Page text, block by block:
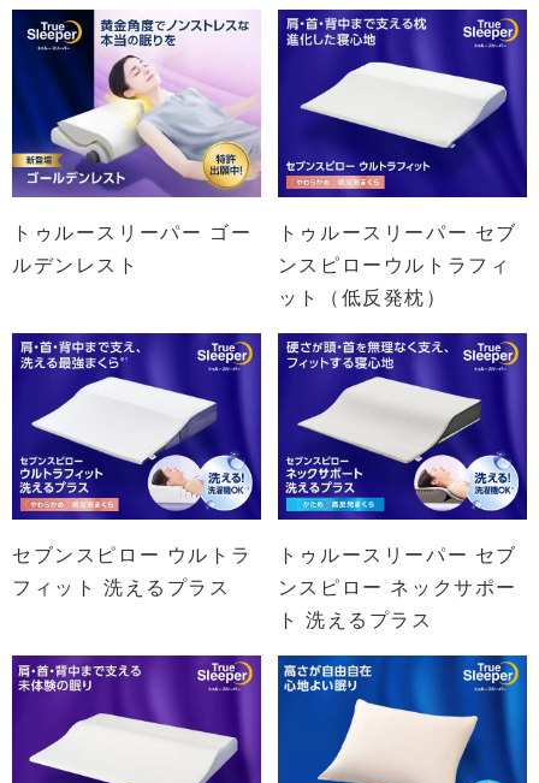
トゥルースリーパー ゴー
ルデンレスト
トゥルースリーパー セブ
ンスピローウルトラフィ
ット（低反発枕）
セブンスピロー ウルトラ
フィット 洗えるプラス
トゥルースリーパー セブ
ンスピロー ネックサポー
ト 洗えるプラス